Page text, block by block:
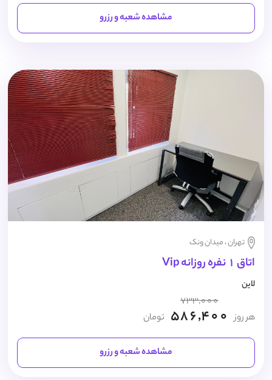
مشاهده شعبه و رزرو
تهران ، میدان ونک
اتاق 1 نفره روزانه Vip
لاین
هر روز
733,000
586,400 تومان
مشاهده شعبه و رزرو